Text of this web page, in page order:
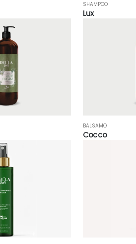
SHAMPOO
Lux
BALSAMO
Cocco